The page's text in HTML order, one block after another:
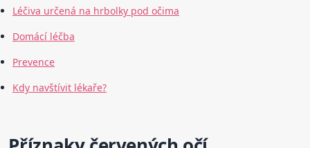
Léčiva určená na hrbolky pod očima
Domácí léčba
Prevence
Kdy navštívit lékaře?